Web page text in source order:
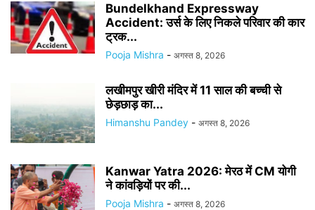
Bundelkhand Expressway
Accident: उर्स के लिए निकले परिवार की कार
ट्रक...
Pooja Mishra - अगस्त 8, 2026
लखीमपुर खीरी मंदिर में 11 साल की बच्ची से
छेड़छाड़ का...
Himanshu Pandey - अगस्त 8, 2026
Kanwar Yatra 2026: मेरठ में CM योगी
ने कांवड़ियों पर की...
Pooja Mishra - अगस्त 8, 2026